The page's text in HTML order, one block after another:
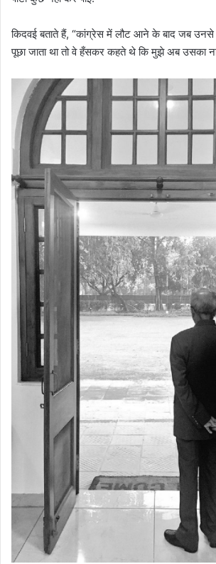
किदवई बताते हैं, “कांग्रेस में लौट आने के बाद जब उनसे
पूछा जाता था तो वे हँसकर कहते थे कि मुझे अब उसका